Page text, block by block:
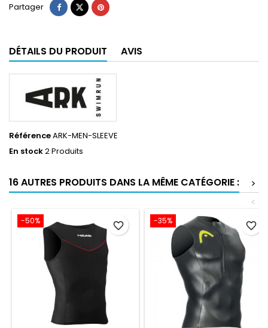
Partager
DÉTAILS DU PRODUIT AVIS
RéférenceARK-MEN-SLEEVE
En stock2 Produits
16 AUTRES PRODUITS DANS LA MÊME CATÉGORIE :
>
<
-50% favorite_border -35% favorite_border